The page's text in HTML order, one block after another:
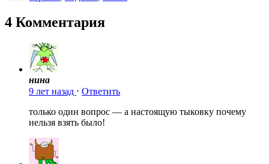
4 Комментария
нина
9 лет назад ⋅ Ответить
только один вопрос — а настоящую тыковку почему
нельзя взять было!